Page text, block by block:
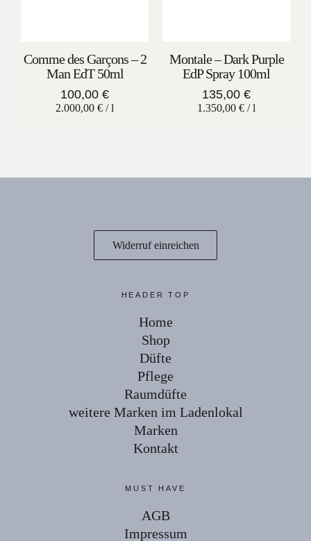
Comme des Garçons – 2
Man EdT 50ml
100,00 €
2.000,00 € /l
Montale – Dark Purple
EdP Spray 100ml
135,00 €
1.350,00 € /l
Widerruf einreichen
HEADER TOP
Home
Shop
Düfte
Pflege
Raumdüfte
weitere Marken im Ladenlokal
Marken
Kontakt
MUST HAVE
AGB
Impressum